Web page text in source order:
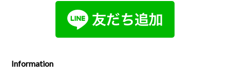
Information